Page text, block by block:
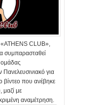
CLUB»,
συμπαρασταθεί
ομάδας
για
βίντεο που ανέβηκε
μαζί με
αναμέτρηση.